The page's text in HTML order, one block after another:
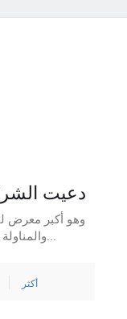
دعيت
والمناولة وسلسلة التوريد في الأمريكتين ، في مركز جورجيا العالمي للمؤتمرات في أتلانتا ، الولايا...
أكثر